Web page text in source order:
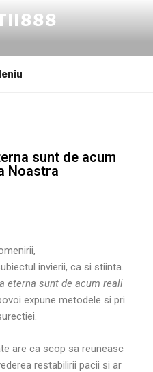
sunt de acum
Noastra
invierii, ca si stiinta.
eterna sunt de acum reali
expune metodele si pri
are ca scop sa reuneasc
restabilirii pacii si ar